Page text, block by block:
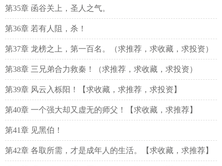
收藏，求投资）
第35章 函谷关上，圣人之气。
第36章 若有人阻，杀！
第37章 龙榜之上，第一百名。（求推荐，求收藏，求投资）
第38章 三兄弟合力救秦！（求推荐，求收藏，求投资）
第39章 风云入栎阳！【求收藏，求推荐，求投资】
第40章 一个强大却又虚无的师父！【求收藏，求推荐】
第41章 见黑伯！
第42章 各取所需，才是成年人的生活。【求收藏，求推荐】